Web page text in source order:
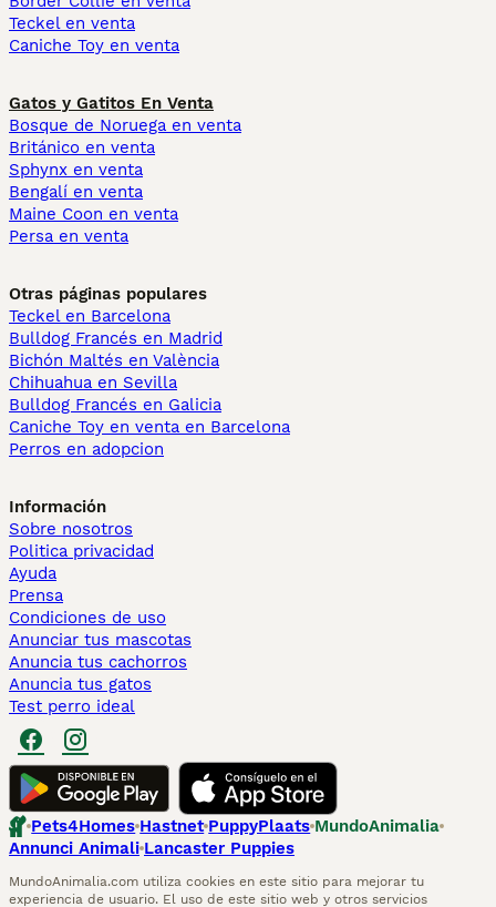
Teckel en venta
Caniche Toy en venta
Gatos y Gatitos En Venta
Bosque de Noruega en venta
Británico en venta
Sphynx en venta
Bengalí en venta
Maine Coon en venta
Persa en venta
Otras páginas populares
Teckel en Barcelona
Bulldog Francés en Madrid
Bichón Maltés en València
Chihuahua en Sevilla
Bulldog Francés en Galicia
Caniche Toy en venta en Barcelona
Perros en adopcion
Información
Sobre nosotros
Politica privacidad
Ayuda
Prensa
Condiciones de uso
Anunciar tus mascotas
Anuncia tus cachorros
Anuncia tus gatos
Test perro ideal
Pets4Homes Hastnet PuppyPlaats MundoAnimalia
Annunci Animali Lancaster Puppies
MundoAnimalia.com utiliza cookies en este sitio para mejorar tu
experiencia de usuario. El uso de este sitio web y otros servicios